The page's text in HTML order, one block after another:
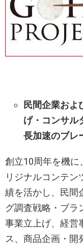
民間企業およ
げ・コンサル
長加速のブレ
創立10周年を機に
リジナルコンテ
績を活かし、民間
グ調査戦略・ブラ
事業立上げ、経営
ス、商品企画・開